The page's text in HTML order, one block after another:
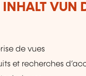
VUN
de vues
et recherches